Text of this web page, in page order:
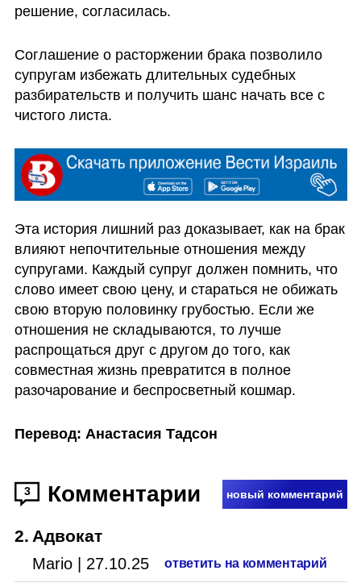
решение, согласилась.
Соглашение о расторжении брака позволило
супругам избежать длительных судебных
разбирательств и получить шанс начать все с
чистого листа.
Эта история лишний раз доказывает, как на брак
влияют непочтительные отношения между
супругами. Каждый супруг должен помнить, что
слово имеет свою цену, и стараться не обижать
свою вторую половинку грубостью. Если же
отношения не складываются, то лучше
распрощаться друг с другом до того, как
совместная жизнь превратится в полное
разочарование и беспросветный кошмар.
Перевод: Анастасия Тадсон
3 Комментарии новый комментарий
2. Адвокат
Mario | 27.10.25 ответить на комментарий